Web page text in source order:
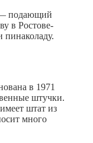
— подающий
в Ростове-
в 1971
штучки.
штат из
много